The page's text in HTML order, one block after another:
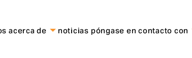
acerca de noticias póngase en contacto con